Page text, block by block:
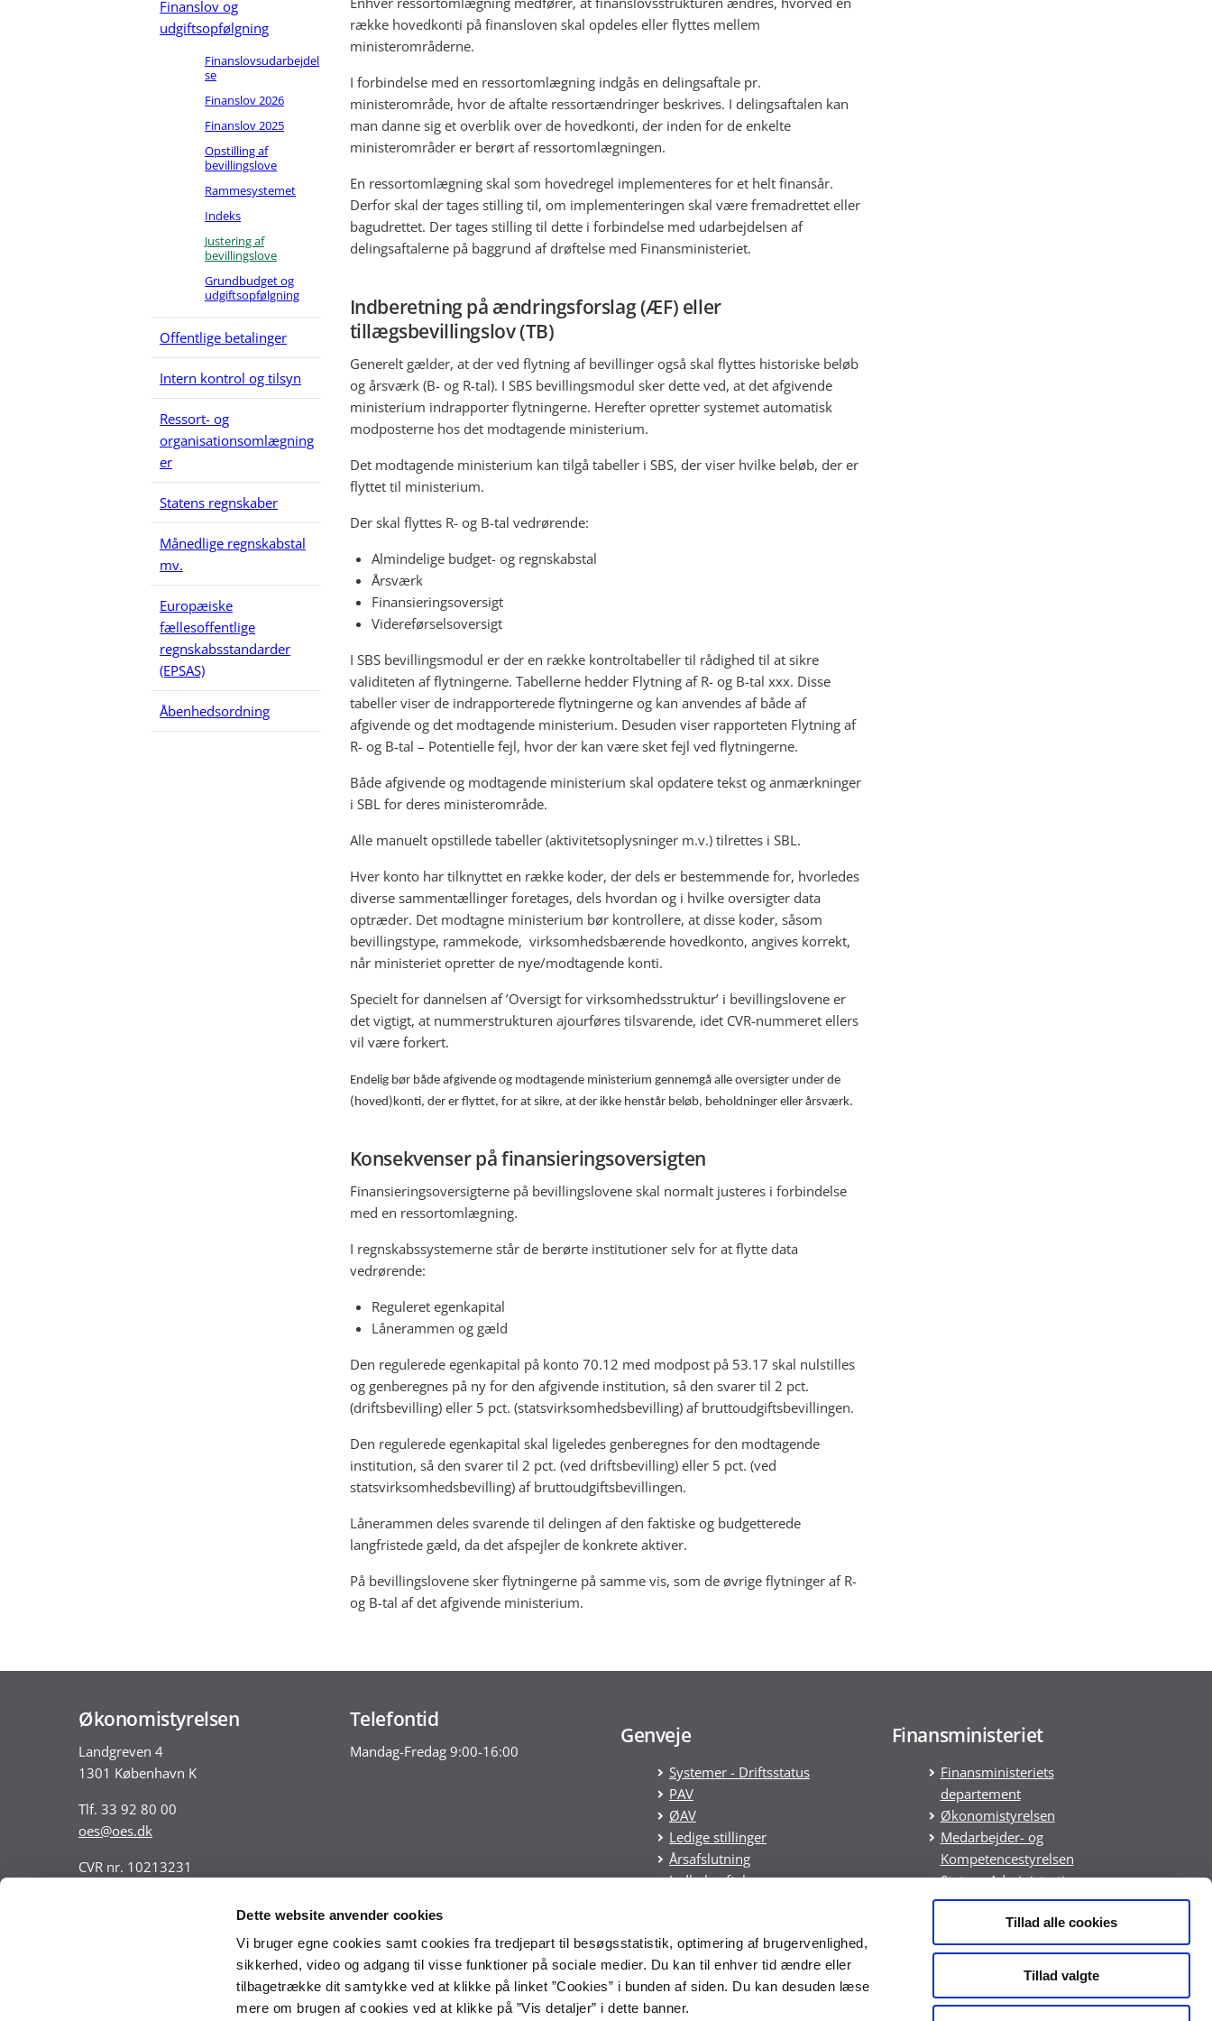
Dette website anvender cookies
Vi bruger egne cookies samt cookies fra tredjepart til besøgsstatistik, optimering af brugervenlighed,
sikkerhed, video og adgang til visse funktioner på sociale medier. Du kan til enhver tid ændre eller
tilbagetrække dit samtykke ved at klikke på linket ”Cookies” i bunden af siden. Du kan desuden læse
mere om brugen af cookies ved at klikke på ”Vis detaljer” i dette banner.
Tillad alle cookies
Tillad valgte
Finanslov og
udgiftsopfølgning
Finanslovsudarbejdel
se
Finanslov 2026
Finanslov 2025
Opstilling af
bevillingslove
Rammesystemet
Indeks
Justering af
bevillingslove
Grundbudget og
udgiftsopfølgning
Offentlige betalinger
Intern kontrol og tilsyn
Ressort- og
organisationsomlægning
er
Statens regnskaber
Månedlige regnskabstal
mv.
Europæiske
fællesoffentlige
regnskabsstandarder
(EPSAS)
Åbenhedsordning
række hovedkonti på finansloven skal opdeles eller flyttes mellem
ministerområderne.
I forbindelse med en ressortomlægning indgås en delingsaftale pr.
ministerområde, hvor de aftalte ressortændringer beskrives. I delingsaftalen kan
man danne sig et overblik over de hovedkonti, der inden for de enkelte
ministerområder er berørt af ressortomlægningen.
En ressortomlægning skal som hovedregel implementeres for et helt finansår.
Derfor skal der tages stilling til, om implementeringen skal være fremadrettet eller
bagudrettet. Der tages stilling til dette i forbindelse med udarbejdelsen af
delingsaftalerne på baggrund af drøftelse med Finansministeriet.
Indberetning på ændringsforslag (ÆF) eller
tillægsbevillingslov (TB)
Generelt gælder, at der ved flytning af bevillinger også skal flyttes historiske beløb
og årsværk (B- og R-tal). I SBS bevillingsmodul sker dette ved, at det afgivende
ministerium indrapporter flytningerne. Herefter opretter systemet automatisk
modposterne hos det modtagende ministerium.
Det modtagende ministerium kan tilgå tabeller i SBS, der viser hvilke beløb, der er
flyttet til ministerium.
Der skal flyttes R- og B-tal vedrørende:
Almindelige budget- og regnskabstal
Årsværk
Finansieringsoversigt
Videreførselsoversigt
I SBS bevillingsmodul er der en række kontroltabeller til rådighed til at sikre
validiteten af flytningerne. Tabellerne hedder Flytning af R- og B-tal xxx. Disse
tabeller viser de indrapporterede flytningerne og kan anvendes af både af
afgivende og det modtagende ministerium. Desuden viser rapporteten Flytning af
R- og B-tal – Potentielle fejl, hvor der kan være sket fejl ved flytningerne.
Både afgivende og modtagende ministerium skal opdatere tekst og anmærkninger
i SBL for deres ministerområde.
Alle manuelt opstillede tabeller (aktivitetsoplysninger m.v.) tilrettes i SBL.
Hver konto har tilknyttet en række koder, der dels er bestemmende for, hvorledes
diverse sammentællinger foretages, dels hvordan og i hvilke oversigter data
optræder. Det modtagne ministerium bør kontrollere, at disse koder, såsom
bevillingstype, rammekode, virksomhedsbærende hovedkonto, angives korrekt,
når ministeriet opretter de nye/modtagende konti.
Specielt for dannelsen af ’Oversigt for virksomhedsstruktur’ i bevillingslovene er
det vigtigt, at nummerstrukturen ajourføres tilsvarende, idet CVR-nummeret ellers
vil være forkert.
Endelig bør både afgivende og modtagende ministerium gennemgå alle oversigter under de
(hoved)konti, der er flyttet, for at sikre, at der ikke henstår beløb, beholdninger eller årsværk.
Konsekvenser på finansieringsoversigten
Finansieringsoversigterne på bevillingslovene skal normalt justeres i forbindelse
med en ressortomlægning.
I regnskabssystemerne står de berørte institutioner selv for at flytte data
vedrørende:
Reguleret egenkapital
Lånerammen og gæld
Den regulerede egenkapital på konto 70.12 med modpost på 53.17 skal nulstilles
og genberegnes på ny for den afgivende institution, så den svarer til 2 pct.
(driftsbevilling) eller 5 pct. (statsvirksomhedsbevilling) af bruttoudgiftsbevillingen.
Den regulerede egenkapital skal ligeledes genberegnes for den modtagende
institution, så den svarer til 2 pct. (ved driftsbevilling) eller 5 pct. (ved
statsvirksomhedsbevilling) af bruttoudgiftsbevillingen.
Lånerammen deles svarende til delingen af den faktiske og budgetterede
langfristede gæld, da det afspejler de konkrete aktiver.
På bevillingslovene sker flytningerne på samme vis, som de øvrige flytninger af R-
og B-tal af det afgivende ministerium.
Økonomistyrelsen
Landgreven 4
1301 København K
Tlf. 33 92 80 00
oes@oes.dk
CVR nr. 10213231
Telefontid
Mandag-Fredag 9:00-16:00
Genveje
Systemer - Driftsstatus
PAV
ØAV
Ledige stillinger
Årsafslutning
Indkøbsaftaler
Tilgængelighedserklæring
Økonomistyrelsens
whistleblowerordning
Finansministeriet
Finansministeriets
departement
Økonomistyrelsen
Medarbejder- og
Kompetencestyrelsen
Statens Administration
Statens It